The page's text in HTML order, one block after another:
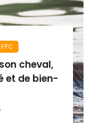
cheval,
et de bien-